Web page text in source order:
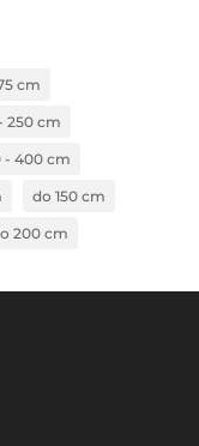
cm
250 cm
- 400 cm
do 150 cm
200 cm